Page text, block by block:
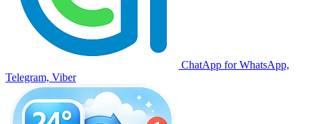
ChatApp for WhatsApp,
Telegram, Viber